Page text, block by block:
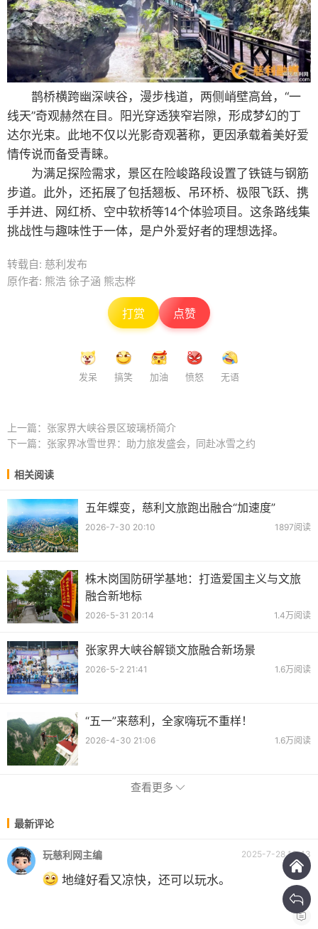
鹊桥横跨幽深峡谷，漫步栈道，两侧峭壁高耸，“一
线天”奇观赫然在目。阳光穿透狭窄岩隙，形成梦幻的丁
达尔光束。此地不仅以光影奇观著称，更因承载着美好爱
情传说而备受青睐。
为满足探险需求，景区在险峻路段设置了铁链与钢筋
步道。此外，还拓展了包括翘板、吊环桥、极限飞跃、携
手并进、网红桥、空中软桥等14个体验项目。这条路线集
挑战性与趣味性于一体，是户外爱好者的理想选择。
转载自: 慈利发布
原作者: 熊浩 徐子涵 熊志桦
打赏 点赞
发呆 搞笑 加油 愤怒 无语
上一篇： 张家界大峡谷景区玻璃桥简介
下一篇： 张家界冰雪世界：助力旅发盛会，同赴冰雪之约
相关阅读
五年蝶变，慈利文旅跑出融合“加速度”
2026-7-30 20:10 1897阅读
株木岗国防研学基地：打造爱国主义与文旅
融合新地标
2026-5-31 20:14 1.4万阅读
张家界大峡谷解锁文旅融合新场景
2026-5-2 21:41 1.6万阅读
“五一”来慈利，全家嗨玩不重样！
2026-4-30 21:06 1.6万阅读
查看更多
最新评论
玩慈利网主编 2025-7-28 13:43
地缝好看又凉快，还可以玩水。